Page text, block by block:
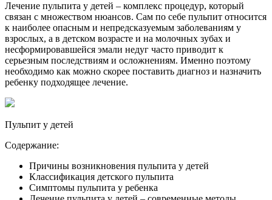
Лечение пульпита у детей – комплекс процедур, который
связан с множеством нюансов. Сам по себе пульпит относится
к наиболее опасным и непредсказуемым заболеваниям у
взрослых, а в детском возрасте и на молочных зубах и
несформировавшейся эмали недуг часто приводит к
серьезным последствиям и осложнениям. Именно поэтому
необходимо как можно скорее поставить диагноз и назначить
ребенку подходящее лечение.
Пульпит у детей
Содержание:
Причины возникновения пульпита у детей
Классификация детского пульпита
Симптомы пульпита у ребенка